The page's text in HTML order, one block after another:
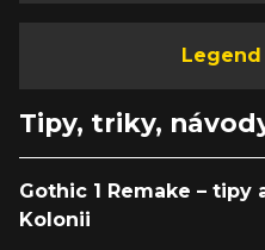
Tipy, triky,
Gothic 1 Remake – tipy
Kolonii